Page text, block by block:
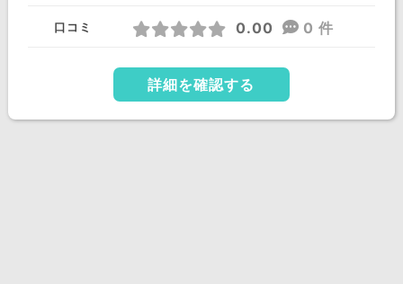
口コミ 0.00 0 件
詳細を確認する